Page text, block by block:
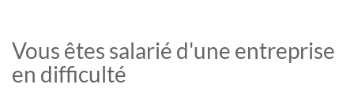
Vous êtes salarié d'une entreprise
en difficulté